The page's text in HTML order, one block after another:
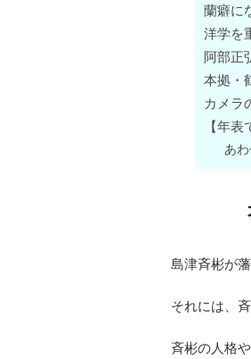
蘭癖に
洋学を
阿部正
本拠・
カメラ
【年
あ
島津斉彬が
それには、
斉彬の人格